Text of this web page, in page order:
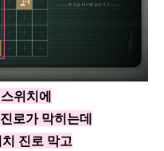
위치에
로가 막히는데
진로 막고